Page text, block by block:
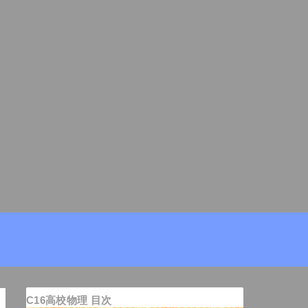
C16高校物理 目次